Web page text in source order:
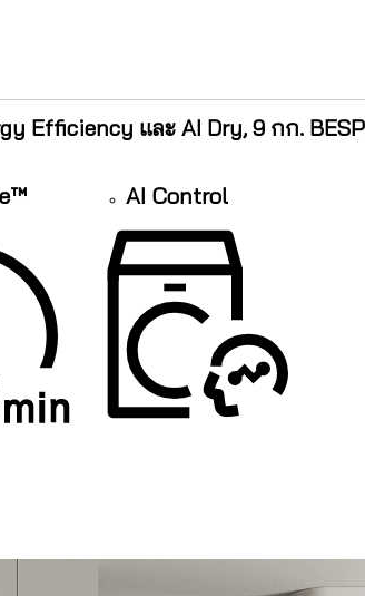
Efficiency และ AI Dry, 9 กก.
AI Control